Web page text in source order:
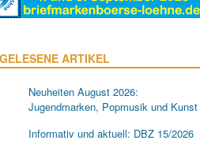
ARTIKEL
Neuheiten August 2026:
Jugendmarken, Popmusik und Kunst
Informativ und aktuell: DBZ 15/2026